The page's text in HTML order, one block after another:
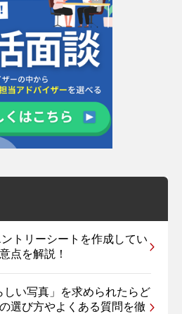
トリーシートを作成してい
点を解説！
しい写真」を求められたらど
選び方やよくある質問を徹